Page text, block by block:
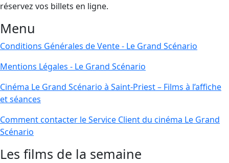
réservez vos billets en ligne.
Menu
Conditions Générales de Vente - Le Grand Scénario
Mentions Légales - Le Grand Scénario
Cinéma Le Grand Scénario à Saint-Priest – Films à l’affiche
et séances
Comment contacter le Service Client du cinéma Le Grand
Scénario
Les films de la semaine